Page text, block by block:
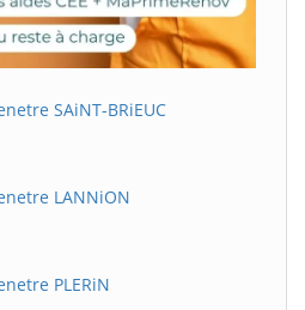
SAiNT-BRiEUC
LANNiON
PLERiN